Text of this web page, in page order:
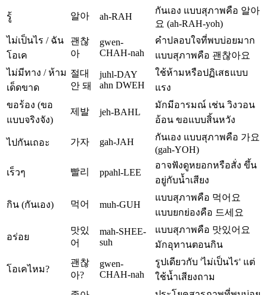
รู้ 알아 ah-RAH
กันเอง แบบสุภาพคือ 알아
요 (ah-RAH-yoh)
ไม่เป็นไร / ฉัน
โอเค
괜찮
아
gwen-
CHAH-nah
คำปลอบใจที่พบบ่อยมาก
แบบสุภาพคือ 괜찮아요
ไม่มีทาง / ห้าม
เด็ดขาด
절대
안 돼
juhl-DAY
ahn DWEH
ใช้ห้ามหรือปฏิเสธแบบ
แรง
ขอร้อง (ขอ
แบบจริงจัง)
제발 jeh-BAHL
มักมีอารมณ์ เช่น วิงวอน
อ้อน ขอแบบสิ้นหวัง
ไปกันเถอะ 가자 gah-JAH
กันเอง แบบสุภาพคือ 가요
(gah-YOH)
เร็วๆ 빨리 ppahl-LEE
อาจฟังดูหยอกหรือสั่ง ขึ้น
อยู่กับน้ำเสียง
กิน (กันเอง) 먹어 muh-GUH
แบบสุภาพคือ 먹어요
แบบยกย่องคือ 드세요
อร่อย
맛있
어
mah-SHEE-
suh
แบบสุภาพคือ 맛있어요
มักอุทานตอนกิน
โอเคไหม?
괜찮
아?
gwen-
CHAH-nah
รูปเดียวกับ 'ไม่เป็นไร' แต่
ใช้น้ำเสียงถาม